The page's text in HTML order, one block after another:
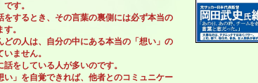
す。
するとき、その言葉の裏側には必ず本当の
。
の人は、自分の中にある本当の「想い」の
ません。
をしている人が多いのです。
」を自覚できれば、他者とのコミュニケー